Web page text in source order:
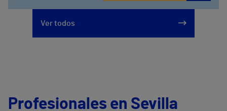
Ver todos
Profesionales en Sevilla